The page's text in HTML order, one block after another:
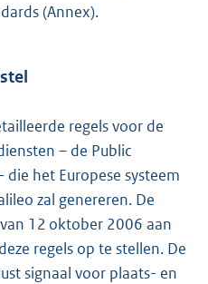
(Annex).
regels voor de
– de Public
die het Europese systeem
zal genereren. De
12 oktober 2006 aan
regels op te stellen. De
signaal voor plaats- en